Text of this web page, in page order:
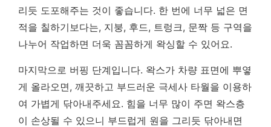
리듯 도포해주는 것이 좋습니다. 한 번에 너무 넓은 면
적을 칠하기보다는, 지붕, 후드, 트렁크, 문짝 등 구역을
나누어 작업하면 더욱 꼼꼼하게 왁싱할 수 있어요.
마지막으로 버핑 단계입니다. 왁스가 차량 표면에 뿌옇
게 올라오면, 깨끗하고 부드러운 극세사 타월을 이용하
여 가볍게 닦아내주세요. 힘을 너무 많이 주면 왁스층
이 손상될 수 있으니 부드럽게 원을 그리듯 닦아내면